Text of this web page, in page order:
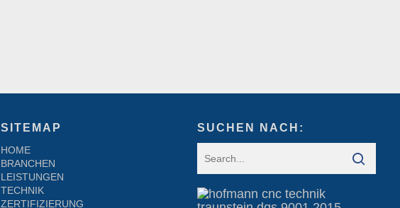
SITEMAP
HOME
BRANCHEN
LEISTUNGEN
TECHNIK
ZERTIFIZIERUNG
SUCHEN NACH: